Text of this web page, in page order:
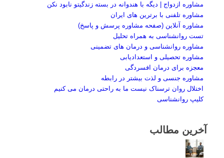
مشاوره ازدواج | دیگه با هندوانه در بسته زندگیتو نابود نکن
مشاوره تلفنی با برترین های ایران
مشاوره آنلاین (صفحه مشاوره پرسش و پاسخ)
تست روانشناسی به همراه تحلیل
مشاوره روانشناسی و درمان های تضمینی
مشاوره تحصیلی و استعدادیابی
معجزه برای درمان افسردگی
مشاوره جنسی و لذت بیشتر در رابطه
اختلال روان ترسناک نیست ما به راحتی درمان می کنیم
کلیپ روانشناسی
آخرین مطالب